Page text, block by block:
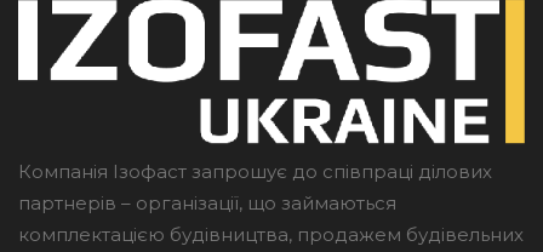
Компанія Ізофаст запрошує до співпраці ділових
партнерів – організації, що займаються
комплектацією будівництва, продажем будівельних